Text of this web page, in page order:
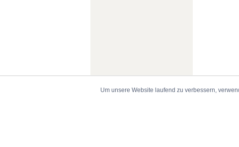
Um unsere Website laufend zu verbessern,